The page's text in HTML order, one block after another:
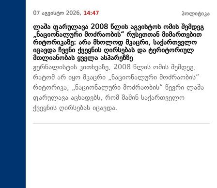
07 აგვისტო 2026, 14:47 პოლიტიკა
ლაშა ფარულავა 2008 წლის აგვისტოს ომის შემდეგ
„ნაციონალური მოძრაობის“ რუსეთთან მიმართებით
რიტორიკაზე: არა მხოლოდ მკაცრი, საქართველო
იცავდა ჩვენი ქვეყნის ღირსებას და ტერიტორიულ
მთლიანობას ყველა ასპარეზზე
ჟურნალისტის კითხვაზე, 2008 წლის ომის შემდეგ,
რატომ არ იყო მკაცრი „ნაციონალური მოძრაობის“
რიტორიკა, „ნაციონალური მოძრაობის“ წევრი ლაშა
ფარულავა აცხადებს, რომ მაშინ საქართველო
ქვეყნის ღირსებას იცავდა.